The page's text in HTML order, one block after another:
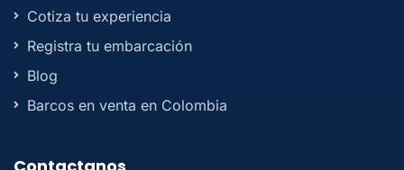
Cotiza tu experiencia
Registra tu embarcación
Blog
Barcos en venta en Colombia